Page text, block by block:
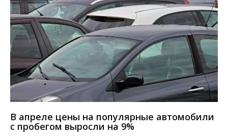
В апреле цены на популярные автомобили
с пробегом выросли на 9%